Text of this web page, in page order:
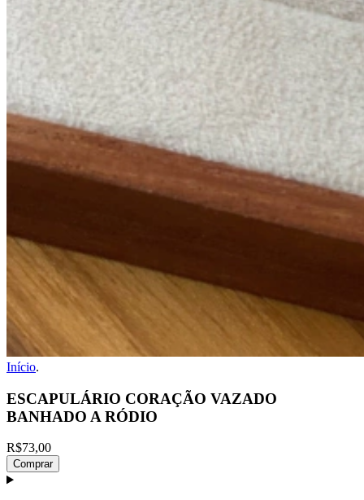
Início.
ESCAPULÁRIO CORAÇÃO VAZADO
BANHADO A RÓDIO
R$73,00
Comprar